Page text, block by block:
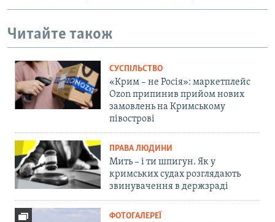
Читайте також
СУСПІЛЬСТВО
«Крим – не Росія»: маркетплейс
Ozon припинив прийом нових
замовлень на Кримському
півострові
ПРАВА ЛЮДИНИ
Мить – і ти шпигун. Як у
кримських судах розглядають
звинувачення в держзраді
ФОТОГАЛЕРЕЇ